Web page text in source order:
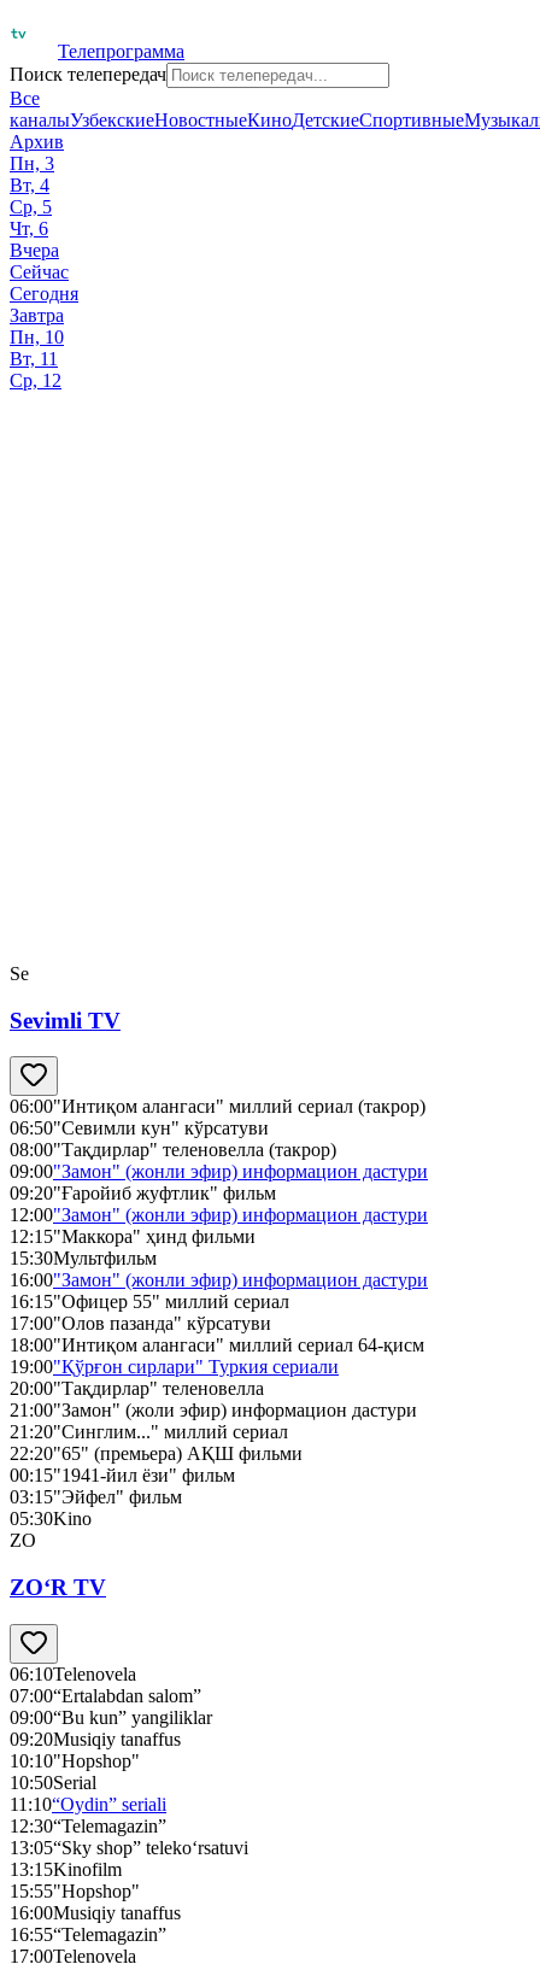
Телепрограмма
Поиск телепередач
Все
каналыУзбекскиеНовостныеКиноДетскиеСпортивные
Архив
Пн, 3
Вт, 4
Ср, 5
Чт, 6
Вчера
Сейчас
Сегодня
Завтра
Пн, 10
Вт, 11
Ср, 12
Se
Sevimli TV
06:00"Интиқом алангаси" миллий сериал (такрор)
06:50"Севимли кун" кўрсатуви
08:00"Тақдирлар" теленовелла (такрор)
09:00"Замон" (жонли эфир) информацион дастури
09:20"Ғаройиб жуфтлик" фильм
12:00"Замон" (жонли эфир) информацион дастури
12:15"Маккора" ҳинд фильми
15:30Мультфильм
16:00"Замон" (жонли эфир) информацион дастури
16:15"Офицер 55" миллий сериал
17:00"Олов пазанда" кўрсатуви
18:00"Интиқом алангаси" миллий сериал 64-қисм
19:00"Қўрғон сирлари" Туркия сериали
20:00"Тақдирлар" теленовелла
21:00"Замон" (жоли эфир) информацион дастури
21:20"Синглим..." миллий сериал
22:20"65" (премьера) АҚШ фильми
00:15"1941-йил ёзи" фильм
03:15"Эйфел" фильм
05:30Kino
ZO
ZO‘R TV
06:10Telenovela
07:00“Ertalabdan salom”
09:00“Bu kun” yangiliklar
09:20Musiqiy tanaffus
10:10"Hopshop"
10:50Serial
11:10“Oydin” seriali
12:30“Telemagazin”
13:05“Sky shop” teleko‘rsatuvi
13:15Kinofilm
15:55"Hopshop"
16:00Musiqiy tanaffus
16:55“Telemagazin”
17:00Telenovela